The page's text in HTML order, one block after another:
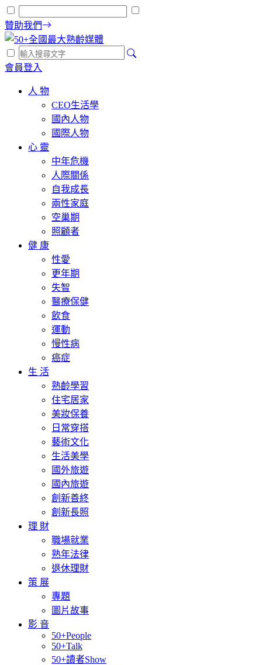
贊助我們
會員登入
人 物
CEO生活學
國內人物
國際人物
心 靈
中年危機
人際關係
自我成長
兩性家庭
空巢期
照顧者
健 康
性愛
更年期
失智
醫療保健
飲食
運動
慢性病
癌症
生 活
熟齡學習
住宅居家
美妝保養
日常穿搭
藝術文化
生活美學
國外旅遊
國內旅遊
創新善終
創新長照
理 財
職場就業
熟年法律
退休理財
策 展
專題
圖片故事
影 音
50+People
50+Talk
50+讀者Show